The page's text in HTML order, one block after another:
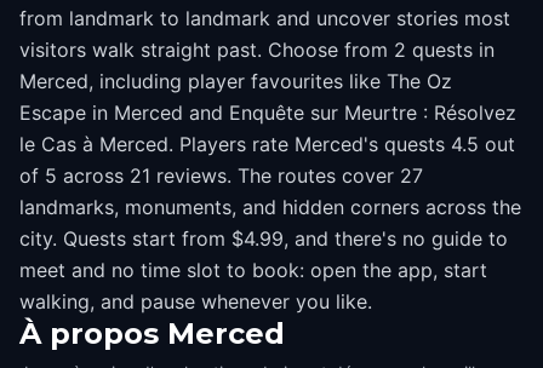
from landmark to landmark and uncover stories most
visitors walk straight past. Choose from 2 quests in
Merced, including player favourites like The Oz
Escape in Merced and Enquête sur Meurtre : Résolvez
le Cas à Merced. Players rate Merced's quests 4.5 out
of 5 across 21 reviews. The routes cover 27
landmarks, monuments, and hidden corners across the
city. Quests start from $4.99, and there's no guide to
meet and no time slot to book: open the app, start
walking, and pause whenever you like.
À propos Merced